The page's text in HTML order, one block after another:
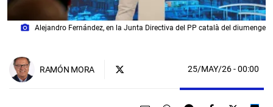
photo_camera Alejandro Fernández, en la Junta Directiva del PP català del diumenge
RAMÓN MORA 25/MAY/26- 00:00